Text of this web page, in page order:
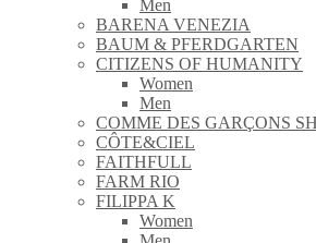
Men
BARENA VENEZIA
BAUM & PFERDGARTEN
CITIZENS OF HUMANITY
Women
Men
COMME DES GARÇONS
CÔTE&CIEL
FAITHFULL
FARM RIO
FILIPPA K
Women